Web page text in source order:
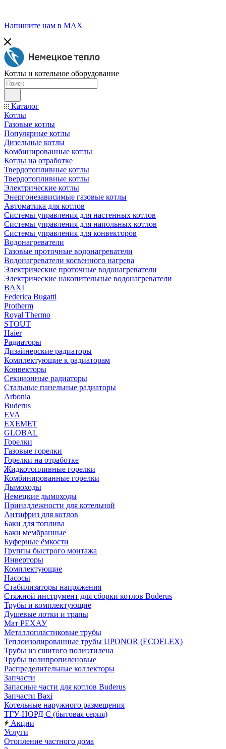
Напишите нам в МАХ
Котлы и котельное оборудование
Каталог
Котлы
Газовые котлы
Популярные котлы
Дизельные котлы
Комбинированные котлы
Котлы на отработке
Твердотопливные котлы
Твердотопливные котлы
Электрические котлы
Энергонезависимые газовые котлы
Автоматика для котлов
Системы управления для настенных котлов
Системы управления для напольных котлов
Системы управления для конвекторов
Водонагреватели
Газовые проточные водонагреватели
Водонагреватели косвенного нагрева
Электрические проточные водонагреватели
Электрические накопительные водонагреватели
BAXI
Federica Bugatti
Protherm
Royal Thermo
STOUT
Haier
Радиаторы
Дизайнерские радиаторы
Комплектующие к радиаторам
Конвекторы
Секционные радиаторы
Стальные панельные радиаторы
Arbonia
Buderus
EVA
EXEMET
GLOBAL
Горелки
Газовые горелки
Горелки на отработке
Жидкотопливные горелки
Комбинированные горелки
Дымоходы
Немецкие дымоходы
Принадлежности для котельной
Антифриз для котлов
Баки для топлива
Баки мембранные
Буферные ёмкости
Группы быстрого монтажа
Инверторы
Комплектующие
Насосы
Стабилизаторы напряжения
Стяжной инструмент для сборки котлов Buderus
Трубы и комплектующие
Душевые лотки и трапы
Мат РЕХАУ
Металлопластиковые трубы
Теплоизолированные трубы UPONOR (ECOFLEX)
Трубы из сшитого полиэтилена
Трубы полипропиленовые
Распределительные коллекторы
Запчасти
Запасные части для котлов Buderus
Запчасти Baxi
Котельные наружного размещения
ТГУ-НОРД С (бытовая серия)
Акции
Услуги
Отопление частного дома